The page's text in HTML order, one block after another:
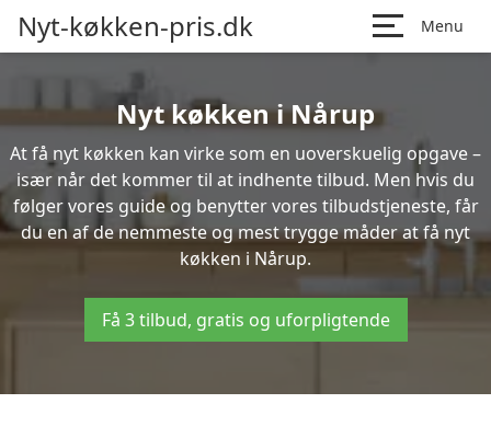
Nyt-køkken-pris.dk Menu
Nyt køkken i Nårup
At få nyt køkken kan virke som en uoverskuelig opgave –
især når det kommer til at indhente tilbud. Men hvis du
følger vores guide og benytter vores tilbudstjeneste, får
du en af de nemmeste og mest trygge måder at få nyt
køkken i Nårup.
Få 3 tilbud, gratis og uforpligtende